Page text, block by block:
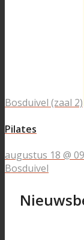
Bosduivel (zaal 2)
Pilates
augustus 18 @
Bosduivel